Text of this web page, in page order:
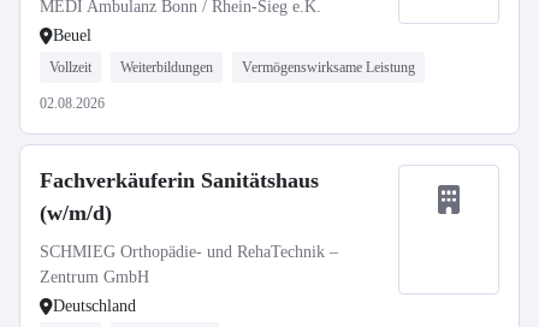
MEDI Ambulanz Bonn / Rhein-Sieg e.K.
Beuel
Vollzeit Weiterbildungen Vermögenswirksame Leistung
02.08.2026
Fachverkäuferin Sanitätshaus
(w/m/d)
SCHMIEG Orthopädie- und RehaTechnik –
Zentrum GmbH
Deutschland